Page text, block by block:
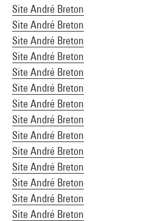
Site André Breton
Site André Breton
Site André Breton
Site André Breton
Site André Breton
Site André Breton
Site André Breton
Site André Breton
Site André Breton
Site André Breton
Site André Breton
Site André Breton
Site André Breton
Site André Breton